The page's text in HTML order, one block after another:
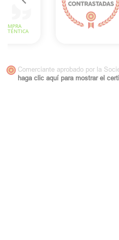
Comerciante aprobado por la
haga clic aquí para mostrar el